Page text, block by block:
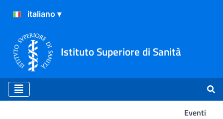
Istituto Superiore di Sanità
Eventi